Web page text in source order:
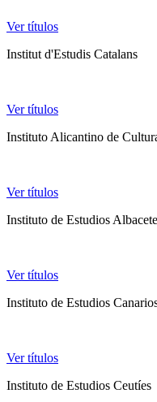
Ver títulos
Institut d'Estudis Catalans
Ver títulos
Instituto Alicantino de
Ver títulos
Instituto de Estudios
Ver títulos
Instituto de Estudios
Ver títulos
Instituto de Estudios Ceutíes